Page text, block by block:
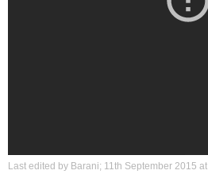
Last edited by Barani; 11th September 2015 at